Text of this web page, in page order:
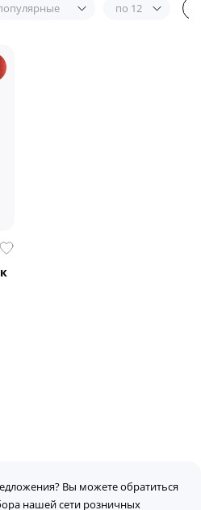
по 12
Вы можете обратиться
нашей сети розничных